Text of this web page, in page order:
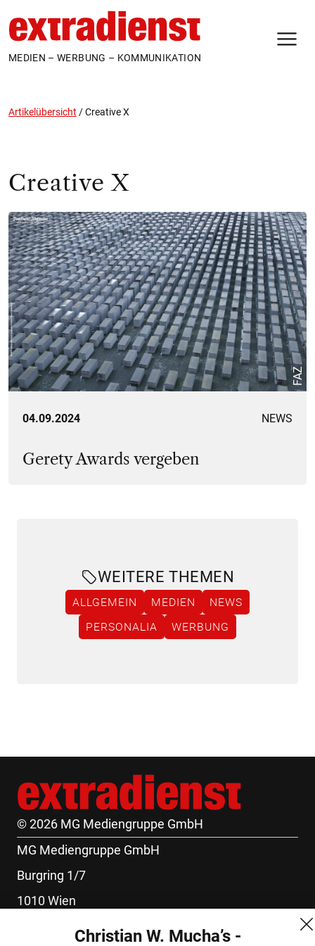
MEDIEN – WERBUNG – KOMMUNIKATION
Artikelübersicht /Creative X
Creative X
FAZ
04.09.2024 NEWS
Gerety Awards vergeben
WEITERE THEMEN
ALLGEMEIN MEDIEN
NEWS
PERSONALIA
WERBUNG
© 2026 MG Mediengruppe GmbH
MG Mediengruppe GmbH
Burgring 1/7
1010 Wien
+43 (1) 522 14 14
Christian W. Mucha’s -